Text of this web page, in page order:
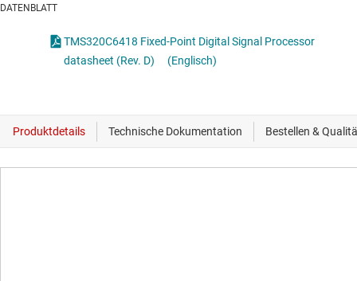
DATENBLATT
TMS320C6418 Fixed-Point Digital Signal Processor
datasheet (Rev. D)
(Englisch)